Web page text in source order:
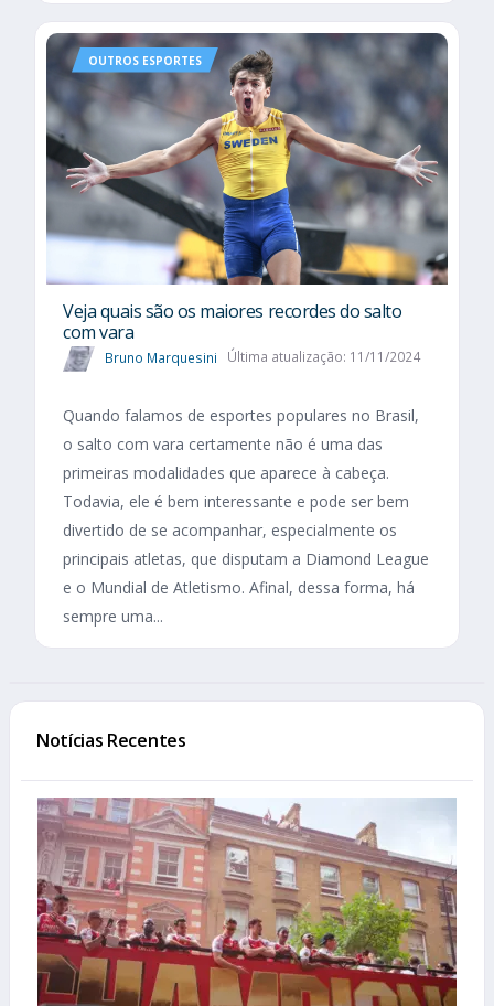
OUTROS ESPORTES
Veja quais são os maiores recordes do salto
com vara
Bruno Marquesini Última atualização: 11/11/2024
Quando falamos de esportes populares no Brasil,
o salto com vara certamente não é uma das
primeiras modalidades que aparece à cabeça.
Todavia, ele é bem interessante e pode ser bem
divertido de se acompanhar, especialmente os
principais atletas, que disputam a Diamond League
e o Mundial de Atletismo. Afinal, dessa forma, há
sempre uma...
Notícias Recentes